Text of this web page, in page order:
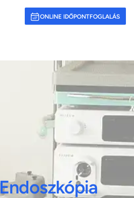
ONLINE IDŐPONTFOGLALÁS